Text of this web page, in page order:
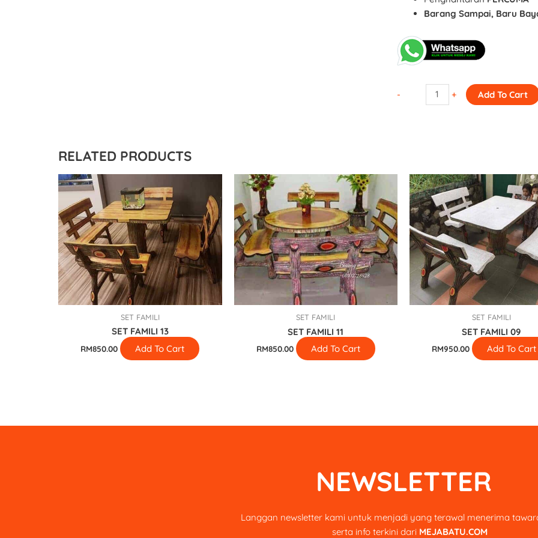
Barang Sampai, Baru
- + Add To Cart
RELATED PRODUCTS
SET FAMILI
SET FAMILI 13
RM850.00 Add To Cart
SET FAMILI
SET FAMILI 11
RM850.00 Add To Cart
SET FAMILI
SET FAMILI 09
RM950.00 Add To Cart
NEWSLETTER
Langgan newsletter kami untuk menjadi yang terawal menerima
serta info terkini dari MEJABATU.COM